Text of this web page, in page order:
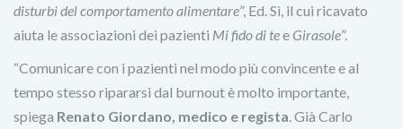
disturbi del comportamento alimentare”, Ed. Sì, il cui ricavato
aiuta le associazioni dei pazienti Mi fido di tee Girasole”.
“Comunicare con i pazienti nel modo più convincente e al
tempo stesso ripararsi dal burnout è molto importante,
spiega Renato Giordano, medico e regista. Già Carlo